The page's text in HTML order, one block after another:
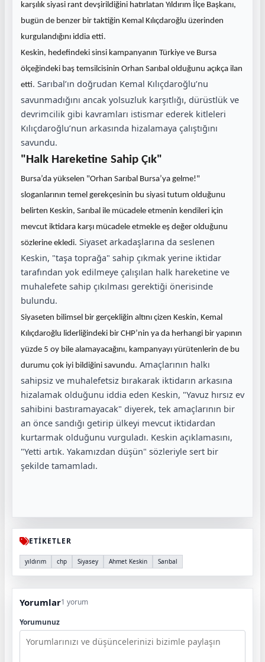
karşılık siyasi rant devşirildiğini hatırlatan Yıldırım İlçe Başkanı,
bugün de benzer bir taktiğin Kemal Kılıçdaroğlu üzerinden
kurgulandığını iddia etti.
Keskin, hedefindeki sinsi kampanyanın Türkiye ve Bursa
ölçeğindeki baş temsilcisinin Orhan Sarıbal olduğunu açıkça ilan
etti. Sarıbal’ın doğrudan Kemal Kılıçdaroğlu’nu
savunmadığını ancak yolsuzluk karşıtlığı, dürüstlük ve
devrimcilik gibi kavramları istismar ederek kitleleri
Kılıçdaroğlu’nun arkasında hizalamaya çalıştığını
savundu.
"Halk Hareketine Sahip Çık"
Bursa’da yükselen "Orhan Sarıbal Bursa’ya gelme!"
sloganlarının temel gerekçesinin bu siyasi tutum olduğunu
belirten Keskin, Sarıbal ile mücadele etmenin kendileri için
mevcut iktidara karşı mücadele etmekle eş değer olduğunu
sözlerine ekledi. Siyaset arkadaşlarına da seslenen
Keskin, "taşa toprağa" sahip çıkmak yerine iktidar
tarafından yok edilmeye çalışılan halk hareketine ve
muhalefete sahip çıkılması gerektiği önerisinde
bulundu.
Siyaseten bilimsel bir gerçekliğin altını çizen Keskin, Kemal
Kılıçdaroğlu liderliğindeki bir CHP’nin ya da herhangi bir yapının
yüzde 5 oy bile alamayacağını, kampanyayı yürütenlerin de bu
durumu çok iyi bildiğini savundu. Amaçlarının halkı
sahipsiz ve muhalefetsiz bırakarak iktidarın arkasına
hizalamak olduğunu iddia eden Keskin, "Yavuz hırsız ev
sahibini bastıramayacak" diyerek, tek amaçlarının bir
an önce sandığı getirip ülkeyi mevcut iktidardan
kurtarmak olduğunu vurguladı. Keskin açıklamasını,
"Yetti artık. Yakamızdan düşün" sözleriyle sert bir
şekilde tamamladı.
ETİKETLER
yıldırım chp Siyasey Ahmet Keskin Sarıbal
Yorumlar1 yorum
Yorumunuz